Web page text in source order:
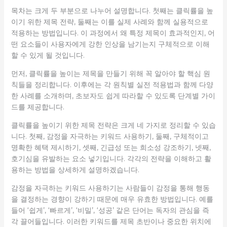
목차는 크게 두 부분으로 나누어 설명합니다. 첫째는 클릭률을 높
이기 위한 제목 전략, 둘째는 이를 실제 사례와 함께 실용적으로
적용하는 방법입니다. 이 과정에서 왜 특정 제목이 효과적인지, 어
떤 요소들이 사용자에게 강한 인상을 남기는지 구체적으로 이해
할 수 있게 될 것입니다.
먼저, 클릭률을 높이는 제목을 만들기 위해 꼭 알아야 할 핵심 원
칙들을 정리합니다. 이후에는 각 원칙별 실전 적용법과 함께 다양
한 사례를 소개하며, 초보자도 쉽게 따라할 수 있도록 단계별 가이
드를 제공합니다.
클릭률을 높이기 위한 제목 전략은 크게 네 가지로 정리할 수 있습
니다. 첫째, 감정을 자극하는 키워드 사용하기, 둘째, 구체적이고
명확한 혜택 제시하기, 셋째, 긴급성 또는 희소성 강조하기, 넷째,
호기심을 유발하는 요소 넣기입니다. 각각의 전략을 이해하고 활
용하는 방법을 상세하게 설명하겠습니다.
감정을 자극하는 키워드 사용하기는 사람들이 감정을 통해 행동
을 결정하는 경향이 강하기 때문에 매우 유효한 방법입니다. 예를
들어 ‘쉽게’, ‘빠르게’, ‘비밀’, ‘성공’ 같은 단어는 독자의 관심을 즉
각 끌어들입니다. 이러한 키워드를 제목 초반이나 중요한 위치에